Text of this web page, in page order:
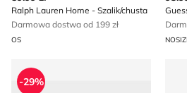
Ralph Lauren Home - Szalik/chusta
Darmowa dostwa od 199 zł
OS
Kapelusz damski Mohito
-29%